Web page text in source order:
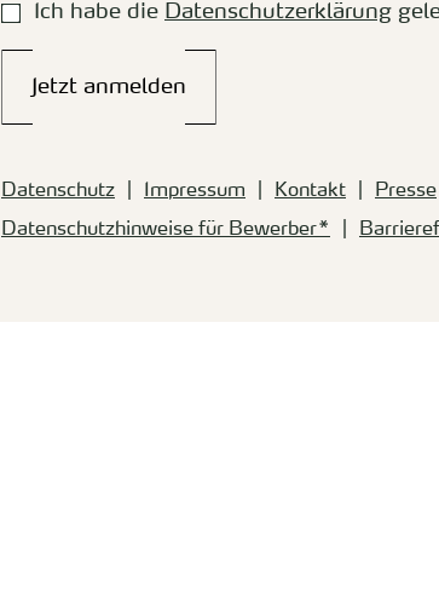
Ich habe die Datenschutzerklärung
Jetzt anmelden
Datenschutz Impressum Kontakt
Presse
Datenschutzhinweise für Bewerber*